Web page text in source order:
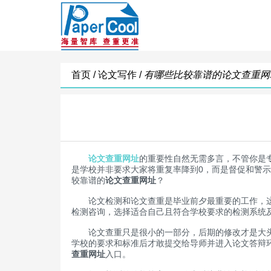
首页 /论文写作 / 有哪些比较靠谱的论文查重
论文查重网址的重要性自然无需多言，不管你
是学校并非要求大家将重复率降到0，而是督促和警
较靠谱的论文查重网址 ？
论文检测和论文查重是毕业前夕最重要的工作，
检测咨询，选择适合自己且符合学校要求的检测系统
论文查重只是很小的一部分，后期的修改才是大
学校的要求和标准后才敢提交给导师并进入论文答
查重网址入口。